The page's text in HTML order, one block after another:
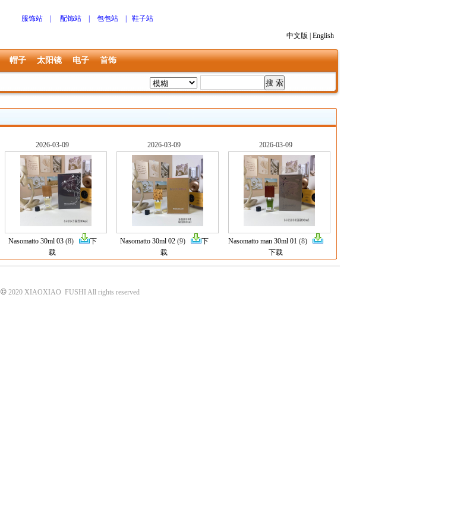
服饰站 配饰站 包包站 鞋子站
中文版 English
帽子 太阳镜 电子 首饰
2026-03-09
Nasomatto 30ml 03(8)
下
载
2026-03-09
Nasomatto 30ml 02(9)
下
载
2026-03-09
Nasomatto man 30ml 01 (8)
下载
©2020 XIAOXIAO FUSHI All rights reserved